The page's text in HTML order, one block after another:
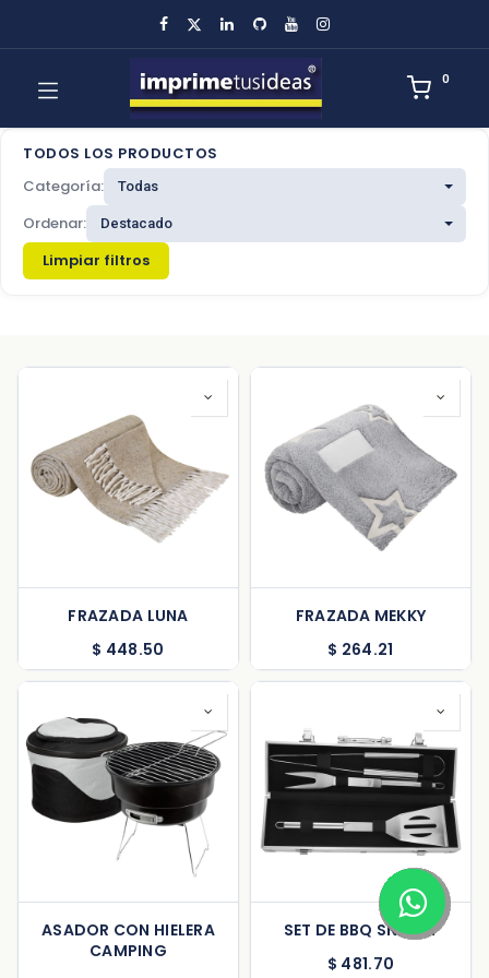
0
TODOS LOS PRODUCTOS
Categoría:
Ordenar:
Limpiar filtros
FRAZADA LUNA
$ 448.50
FRAZADA MEKKY
$ 264.21
ASADOR CON HIELERA
CAMPING
SET DE BBQ SNAZZY
$ 481.70